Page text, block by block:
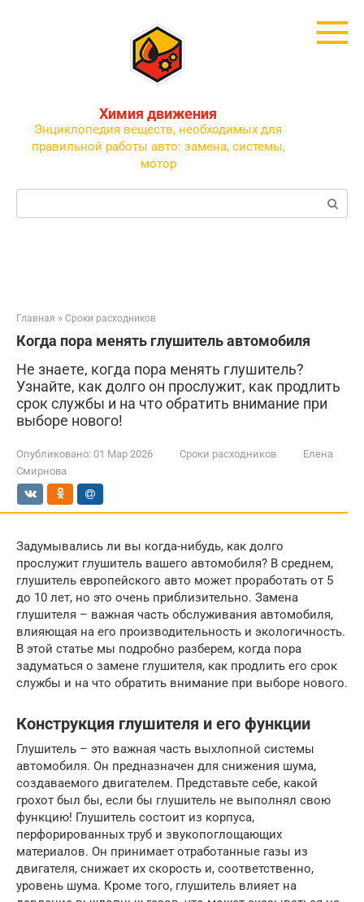
Химия движения
Энциклопедия веществ, необходимых для
правильной работы авто: замена, системы,
мотор
Поиск:
Главная » Сроки расходников
Когда пора менять глушитель автомобиля
Не знаете, когда пора менять глушитель?
Узнайте, как долго он прослужит, как продлить
срок службы и на что обратить внимание при
выборе нового!
Опубликовано: 01 Мар 2026 Сроки расходников
Елена
Смирнова
Задумывались ли вы когда-нибудь, как долго
прослужит глушитель вашего автомобиля? В среднем,
глушитель европейского авто может проработать от 5
до 10 лет, но это очень приблизительно. Замена
глушителя – важная часть обслуживания автомобиля,
влияющая на его производительность и экологичность.
В этой статье мы подробно разберем, когда пора
задуматься о замене глушителя, как продлить его срок
службы и на что обратить внимание при выборе нового.
Конструкция глушителя и его функции
Глушитель – это важная часть выхлопной системы
автомобиля. Он предназначен для снижения шума,
создаваемого двигателем. Представьте себе, какой
грохот был бы, если бы глушитель не выполнял свою
функцию! Глушитель состоит из корпуса,
перфорированных труб и звукопоглощающих
материалов. Он принимает отработанные газы из
двигателя, снижает их скорость и, соответственно,
уровень шума. Кроме того, глушитель влияет на